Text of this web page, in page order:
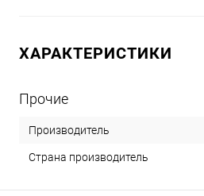
ХАРАКТЕРИСТИКИ
Прочие
Производитель
Страна производитель